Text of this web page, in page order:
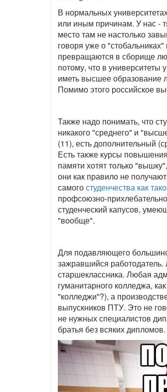
В нормальных
или иным причинам. У нас -
место там не настолько
говоря уже о "стобальниках"
превращаются в сборище
потому, что в
иметь высшее образование
Помимо этого российское
Также надо понимать, что
никакого "среднего" и
(11), есть дополнительный
Есть также курсы
памяти хотят только
они как правило не
самогостуденчества как
профсоюзно-
студенческий капусов,
"вообще".
Для подавляющего
зажравшийся
старшеклассника. Любая
гуманитарного колледжа,
"колледжи"?), а
выпускников ПТУ. Это не
не нужных специалистов
братья без всяких дипломов.